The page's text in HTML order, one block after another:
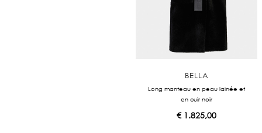
BELLA
Long manteau en peau lainée et
en cuir noir
€1.825,00